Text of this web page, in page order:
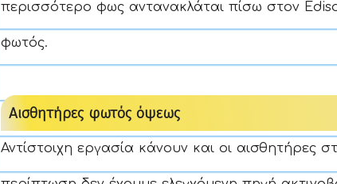
περισσότερο φως αντανακλάται πίσω στον
φωτός.
Αισθητήρες φωτός όψεως
Αντίστοιχη εργασία κάνουν και οι αισθητήρες